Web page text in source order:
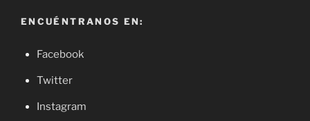
ENCUÉNTRANOS EN:
Facebook
Twitter
Instagram